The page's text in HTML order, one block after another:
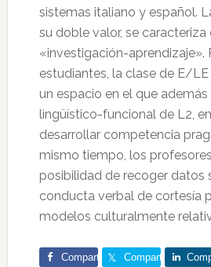
sistemas italiano y español.
su doble valor, se
«investigación-aprendizaje».
estudiantes, la clase de E/
un espacio en el que
lingüístico-funcional de L2,
desarrollar competencia
mismo tiempo, los
posibilidad de recoger datos
conducta verbal de cortesía
modelos culturalmente
Comparte Comparte